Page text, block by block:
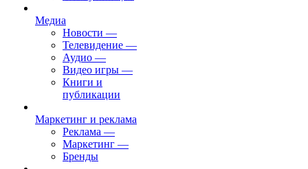
Медиа
Новости —
Телевидение —
Аудио —
Видео игры —
Книги и
публикации
Маркетинг и реклама
Реклама —
Маркетинг —
Бренды